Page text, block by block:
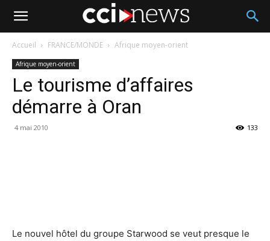
Accueil FRANCE/MONDE Afrique moyen-orient
Afrique moyen-orient
Le tourisme d’affaires
démarre à Oran
4 mai 2010 133
Le nouvel hôtel du groupe Starwood se veut presque le